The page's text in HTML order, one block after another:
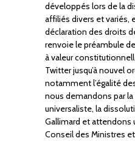
développés lors de la
affiliés divers et variés,
déclaration des droits
renvoie le préambule
à valeur
Twitter jusqu’à nouvel
notamment l’égalité
nous demandons par
universaliste, la
Gallimard et attendons
Conseil des Ministres